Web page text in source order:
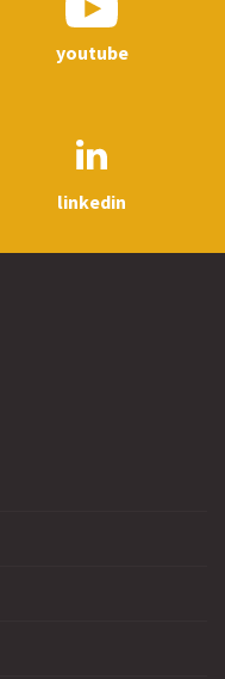
youtube
linkedin